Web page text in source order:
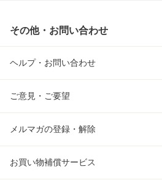
その他・お問い合わせ
ヘルプ・お問い合わせ
ご意見・ご要望
メルマガの登録・解除
お買い物補償サービス